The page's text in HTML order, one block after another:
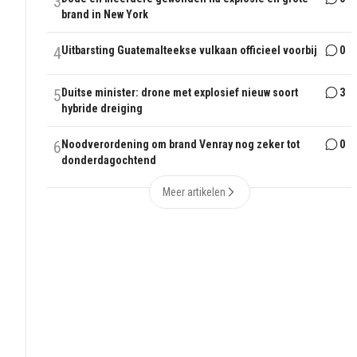
brand in New York
4Uitbarsting Guatemalteekse vulkaan officieel voorbij 0
5 Duitse minister: drone met explosief nieuw soort
hybride dreiging
3
6 Noodverordening om brand Venray nog zeker tot
donderdagochtend
0
Meer artikelen